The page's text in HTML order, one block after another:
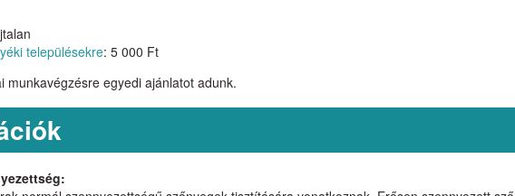
településekre: 5 000 Ft
munkavégzésre egyedi ajánlatot adunk.